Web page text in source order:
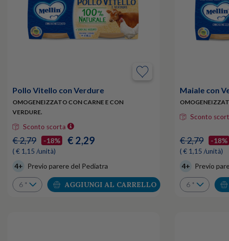
Pollo Vitello con Verdure
OMOGENEIZZATO CON CARNE E CON
VERDURE.
Sconto scorta
€ 2,79 -18% € 2,29
( € 1,15 /unità)
4+ Previo parere del Pediatra
AGGIUNGI AL CARRELLO
Maiale con
Sconto
€ 2,79 -18%
( € 1,15 /unità)
4+ Previo